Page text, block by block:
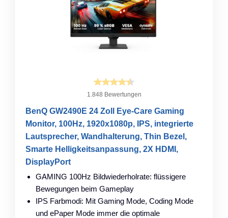
1.848 Bewertungen
BenQ GW2490E 24 Zoll Eye-Care Gaming
Monitor, 100Hz, 1920x1080p, IPS, integrierte
Lautsprecher, Wandhalterung, Thin Bezel,
Smarte Helligkeitsanpassung, 2X HDMI,
DisplayPort
GAMING 100Hz Bildwiederholrate: flüssigere
Bewegungen beim Gameplay
IPS Farbmodi: Mit Gaming Mode, Coding Mode
und ePaper Mode immer die optimale